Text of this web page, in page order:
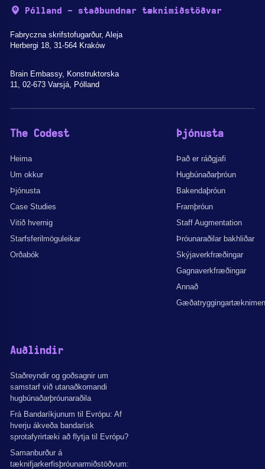
Pólland - staðbundnar tæknimiðstöðvar
Fabryczna skrifstofugarður, Aleja
Herbergi 18, 31-564 Kraków
Brain Embassy, Konstruktorska
11, 02-673 Varsjá, Pólland
The Codest
Heima
Um okkur
Þjónusta
Case Studies
Vitið hvernig
Starfsferilmöguleikar
Orðabók
Þjónusta
Það er ráðgjafi
Hugbúnaðarþróun
Bakendaþróun
Framþróun
Staff Augmentation
Þróunaraðilar bakhliðar
Skýjaverkfræðingar
Gagnaverkfræðingar
Annað
Auðlindir
Staðreyndir og goðsagnir um
samstarf við utanaðkomandi
hugbúnaðarþróunaraðila
Frá Bandaríkjunum til Evrópu: Af
hverju ákveða bandarísk
sprotafyrirtæki að flytja til Evrópu?
Samanburður á
tæknifjarkerfisþróunarmiðstöðvum: